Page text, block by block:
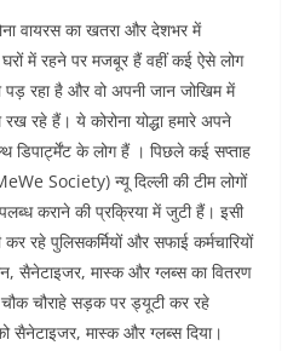
वायरस का खतरा और देशभर में
में रहने पर मजबूर हैं वहीं कई ऐसे लोग
पड़ रहा है और वो अपनी जान जोखिम में
रहे हैं। ये कोरोना योद्धा हमारे अपने
डिपार्ट्मेंट के लोग हैं । पिछले कई सप्ताह
Society) न्यू दिल्ली की टीम लोगों
कराने की प्रक्रिया में जुटी हैं। इसी
रहे पुलिसकर्मियों और सफाई कर्मचारियों
सैनेटाइजर, मास्क और ग्लब्स का वितरण
चौराहे सड़क पर ड्यूटी कर रहे
सैनेटाइजर, मास्क और ग्लब्स दिया।